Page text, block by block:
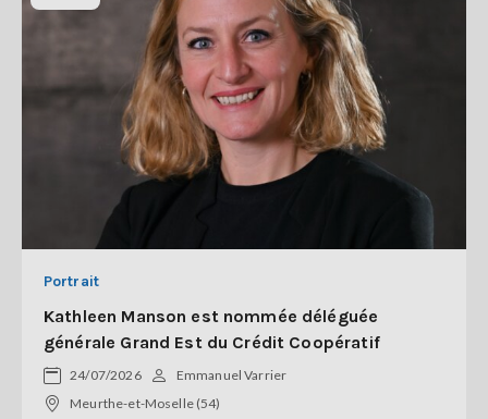
Portrait
Kathleen Manson est nommée déléguée
générale Grand Est du Crédit Coopératif
24/07/2026
Emmanuel Varrier
Meurthe-et-Moselle (54)